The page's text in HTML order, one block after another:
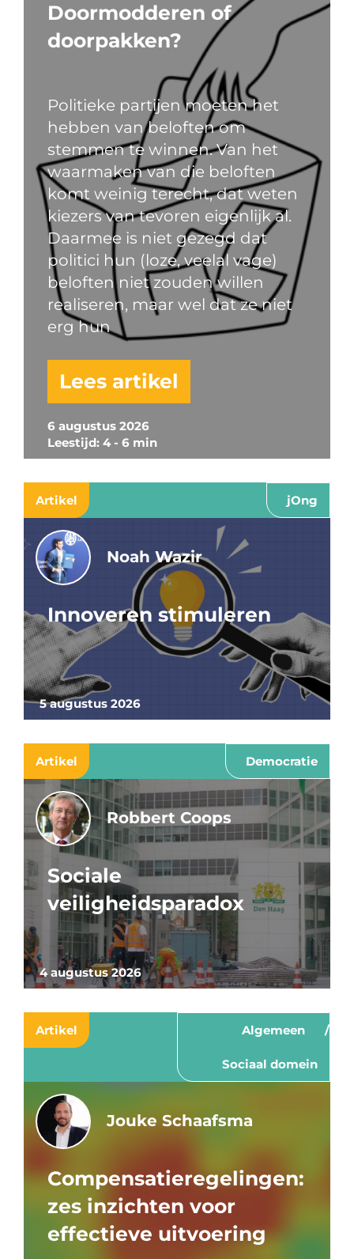
6 augustus 2026
Leestijd: 4 - 6 min
Doormodderen of
doorpakken?
Politieke partijen moeten het
hebben van beloften om
stemmen te winnen. Van het
waarmaken van die beloften
komt weinig terecht, dat weten
kiezers van tevoren eigenlijk al.
Daarmee is niet gezegd dat
politici hun (loze, veelal vage)
beloften niet zouden willen
realiseren, maar wel dat ze niet
erg hun
Lees artikel
Artikel jOng
5 augustus 2026
Noah Wazir
Innoveren stimuleren
Artikel Democratie
4 augustus 2026
Robbert Coops
Sociale
veiligheidsparadox
Artikel Algemeen
Sociaal domein
Jouke Schaafsma
Compensatieregelingen:
zes inzichten voor
effectieve uitvoering